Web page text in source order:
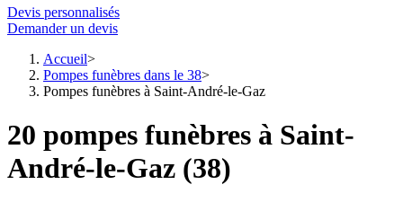
Devis personnalisés
Demander un devis
Accueil
Pompes funèbres dans le 38
Pompes funèbres à Saint-André-le-Gaz
20 pompes funèbres à Saint-
André-le-Gaz (38)